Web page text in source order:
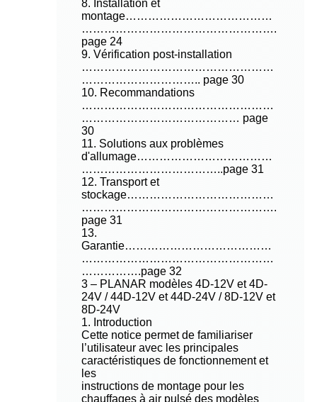
8. Installation et
montage…………………………………
…………………………………………….
page 24
9. Vérification post-installation
……………………………………………
………………………….. page 30
10. Recommandations
……………………………………………
…………………………………… page
30
11. Solutions aux problèmes
d'allumage………………………………
………………………………..page 31
12. Transport et
stockage…………………………………
…………………………………………….
page 31
13.
Garantie…………………………………
……………………………………………
…………….page 32
3 – PLANAR modèles 4D-12V et 4D-
24V / 44D-12V et 44D-24V / 8D-12V et
8D-24V
1. Introduction
Cette notice permet de familiariser
l’utilisateur avec les principales
caractéristiques de fonctionnement et
les
instructions de montage pour les
chauffages à air pulsé des modèles